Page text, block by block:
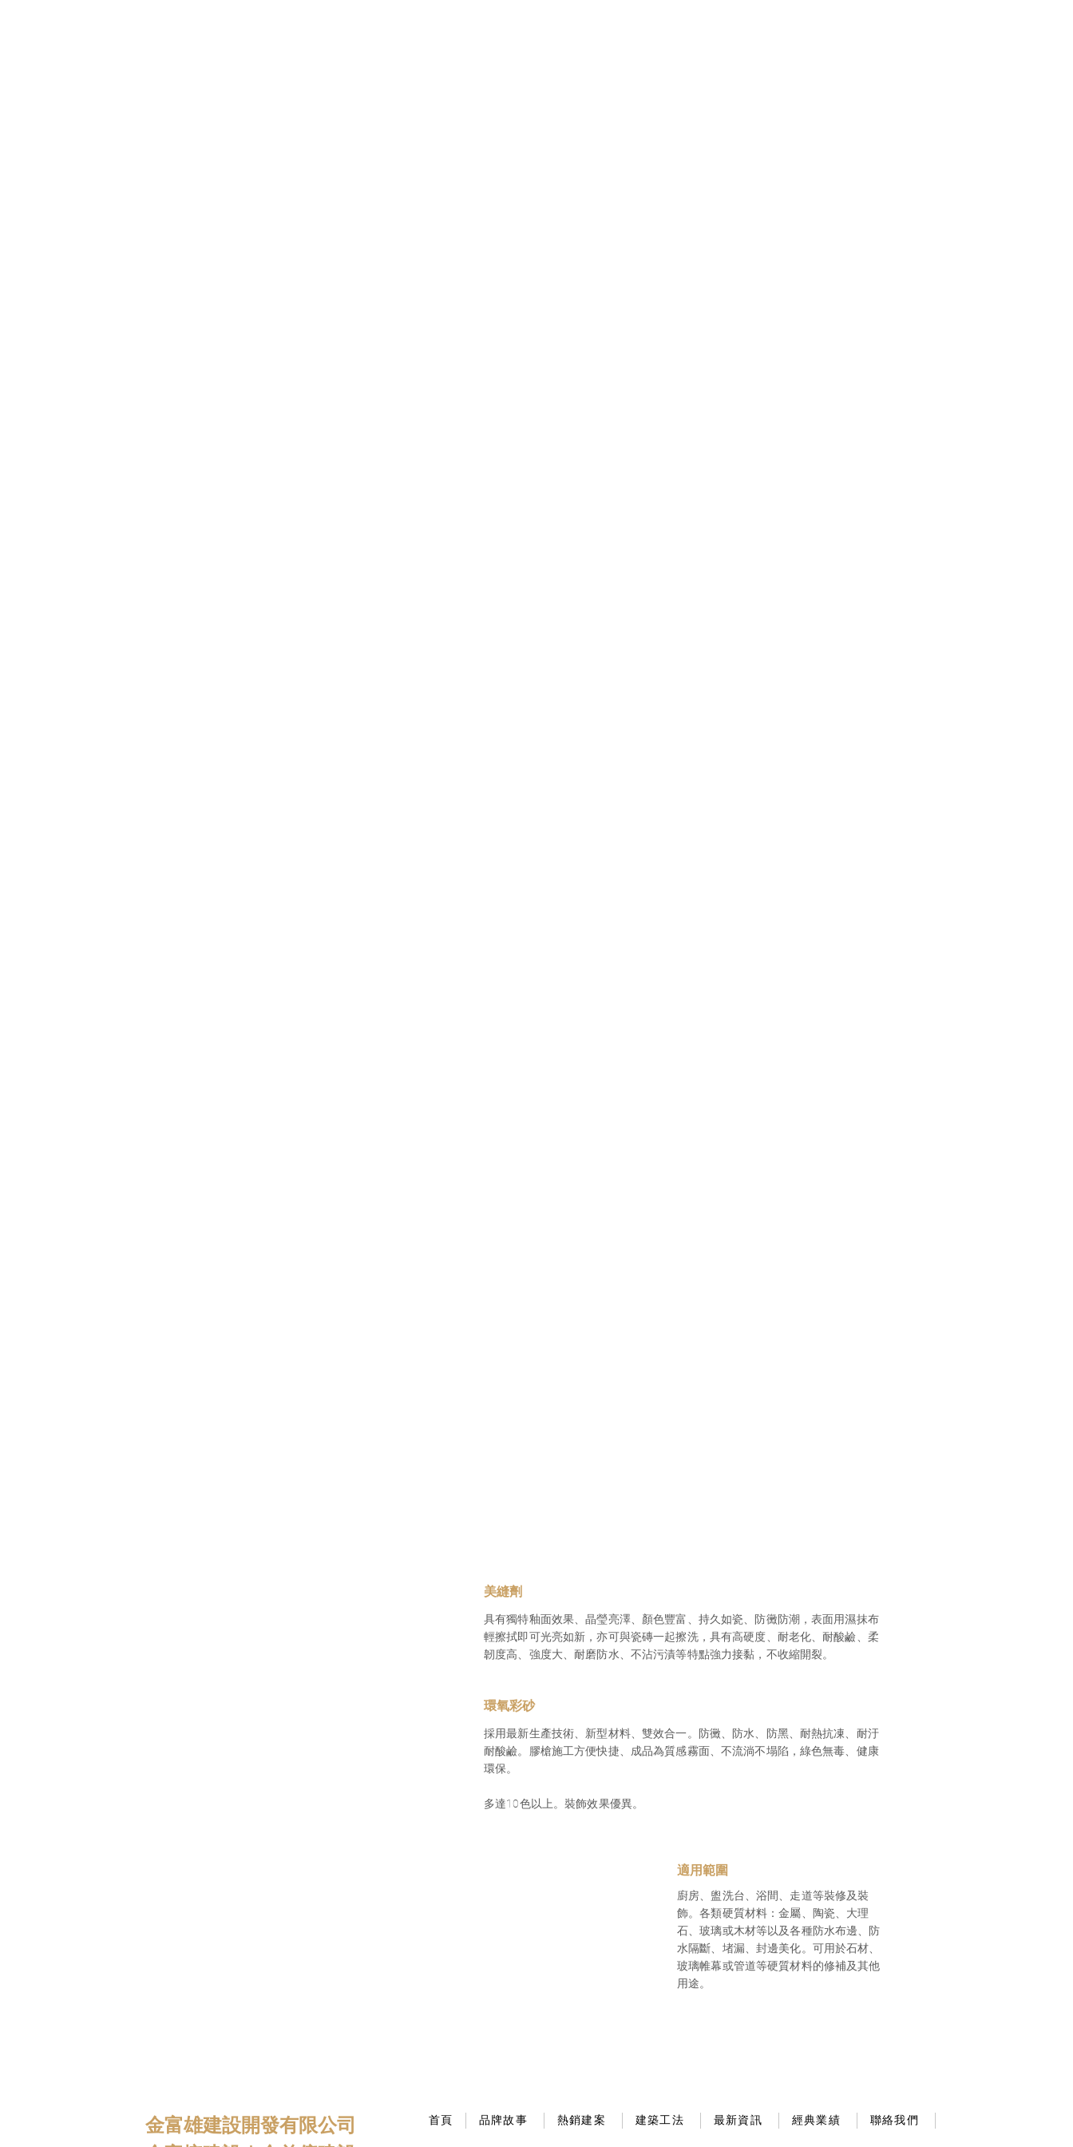
美縫劑
具有獨特釉面效果、晶瑩亮澤、顏色豐富、持久如瓷、防黴防潮，表面用濕抹布
輕擦拭即可光亮如新，亦可與瓷磚一起擦洗，具有高硬度、耐老化、耐酸鹼、柔
韌度高、強度大、耐磨防水、不沾污漬等特點強力接黏，不收縮開裂。
環氧彩砂
採用最新生產技術、新型材料、雙效合一。防黴、防水、防黑、耐熱抗凍、耐汙
耐酸鹼。膠槍施工方便快捷、成品為質感霧面、不流淌不塌陷，綠色無毒、健康
環保。
多達10色以上。裝飾效果優異。
適用範圍
廚房、盥洗台、浴間、走道等裝修及裝
飾。各類硬質材料：金屬、陶瓷、大理
石、玻璃或木材等以及各種防水布邊、防
水隔斷、堵漏、封邊美化。可用於石材、
玻璃帷幕或管道等硬質材料的修補及其他
用途。
金富雄建設開發有限公司
首頁 品牌故事 熱銷建案 建築工法 最新資訊 經典業績 聯絡我們